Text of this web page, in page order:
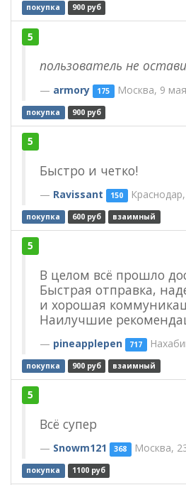
покупка 900 руб
5
пользователь не
armory 175 Москва, 9
покупка 900 руб
5
Быстро и четко!
Ravissant 150
покупка 600 руб взаимный
5
В целом всё прошло
Быстрая отправка,
и хорошая
Наилучшие
pineapplepen 717
покупка 900 руб взаимный
5
Всё супер
Snowm121 368 Москва,
покупка 1100 руб